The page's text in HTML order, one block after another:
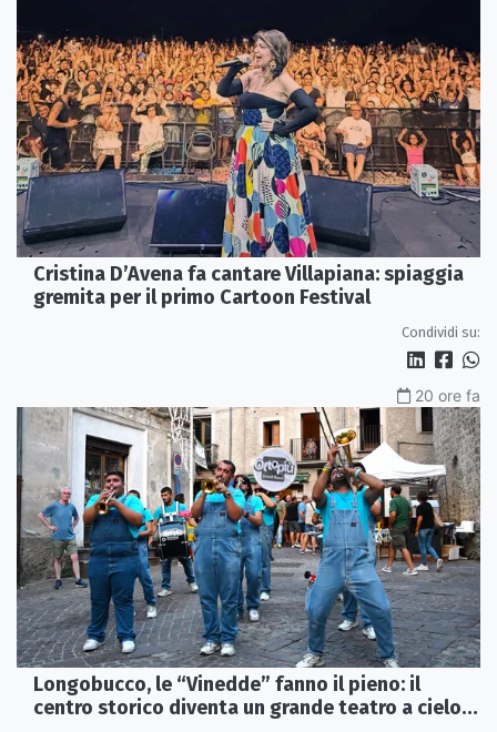
Cristina D’Avena fa cantare Villapiana: spiaggia
gremita per il primo Cartoon Festival
Condividi su:
20 ore fa
Longobucco, le “Vinedde” fanno il pieno: il
centro storico diventa un grande teatro a cielo